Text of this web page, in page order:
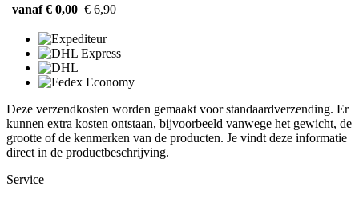
vanaf € 0,00 € 6,90
Deze verzendkosten worden gemaakt voor standaardverzending. Er
kunnen extra kosten ontstaan, bijvoorbeeld vanwege het gewicht, de
grootte of de kenmerken van de producten. Je vindt deze informatie
direct in de productbeschrijving.
Service